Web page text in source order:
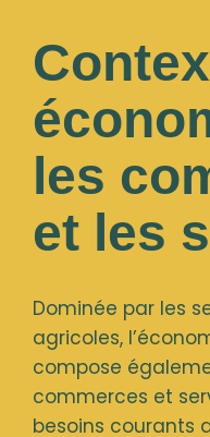
les
et les
Dominée par les
agricoles,
compose
commerces et
besoins courants